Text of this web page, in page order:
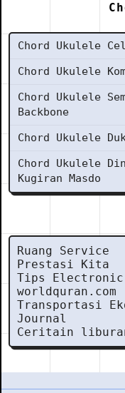
Chord Ukulele
Chord Ukulele
Chord Ukulele
Backbone
Chord Ukulele
Chord Ukulele
Kugiran Masdo
Ruang Service
Prestasi Kita
Tips Electronic
worldquran.com
Transportasi
Journal
Ceritain